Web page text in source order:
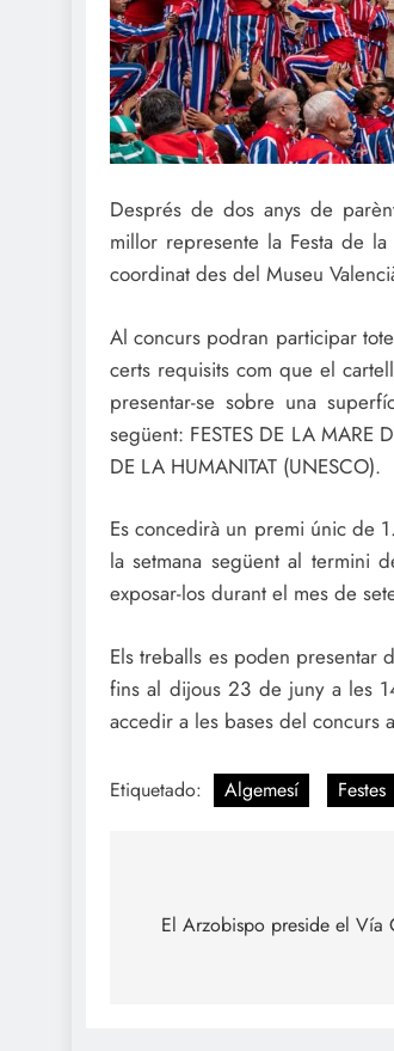
Després de dos anys de
millor represente la Festa de
coordinat des del Museu
Al concurs podran participar
certs requisits com que el
presentar-se sobre una
següent: FESTES DE LA MARE
DE LA HUMANITAT (UNESCO).
Es concedirà un premi únic de
la setmana següent al termini
exposar-los durant el mes de
Els treballs es poden presentar
fins al dijous 23 de juny a les
accedir a les bases del concurs
Etiquetado: Algemesí Festes
deEl Arzobispo preside el Vía